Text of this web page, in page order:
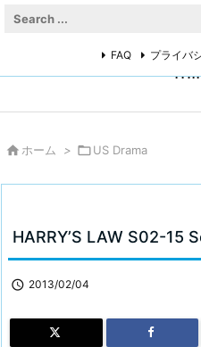
FAQ プライバ
 ホーム > US Drama
HARRY’S LAW S02-15
 2013/02/04